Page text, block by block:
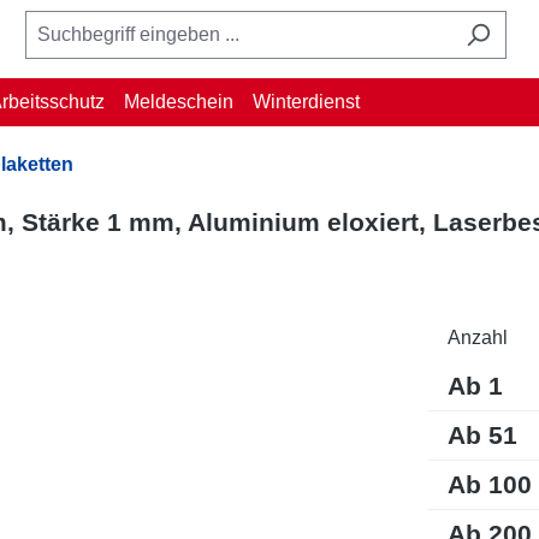
Meldeschein Winterdienst
Stärke 1 mm, Aluminium eloxiert,
Anzahl
Ab 1
Ab 51
Ab 100